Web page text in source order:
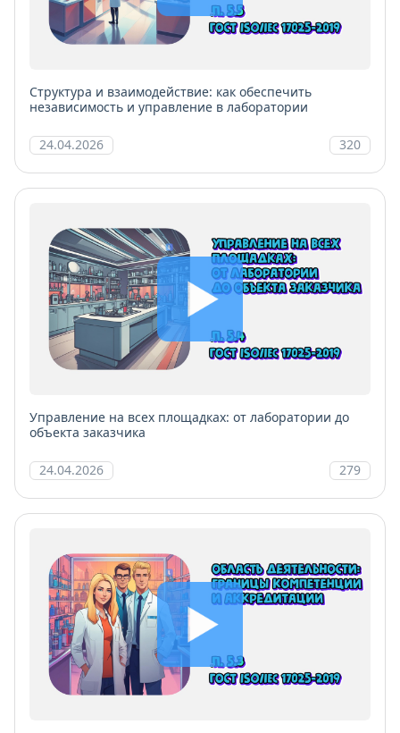
Структура и взаимодействие: как обеспечить
независимость и управление в лаборатории
24.04.2026 320
Управление на всех площадках: от лаборатории до
объекта заказчика
24.04.2026 279